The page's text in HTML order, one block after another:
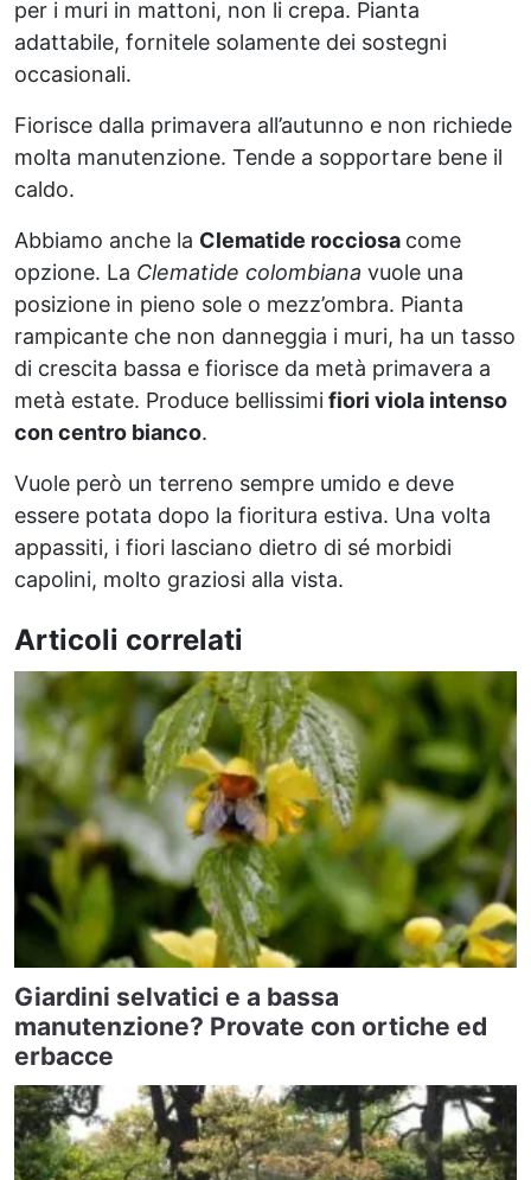
per i muri in mattoni, non li crepa. Pianta
adattabile, fornitele solamente dei sostegni
occasionali.
Fiorisce dalla primavera all’autunno e non richiede
molta manutenzione. Tende a sopportare bene il
caldo.
Abbiamo anche la Clematide rocciosa come
opzione. La Clematide colombiana vuole una
posizione in pieno sole o mezz’ombra. Pianta
rampicante che non danneggia i muri, ha un tasso
di crescita bassa e fiorisce da metà primavera a
metà estate. Produce bellissimifiori viola intenso
con centro bianco.
Vuole però un terreno sempre umido e deve
essere potata dopo la fioritura estiva. Una volta
appassiti, i fiori lasciano dietro di sé morbidi
capolini, molto graziosi alla vista.
Articoli correlati
Giardini selvatici e a bassa
manutenzione? Provate con ortiche ed
erbacce